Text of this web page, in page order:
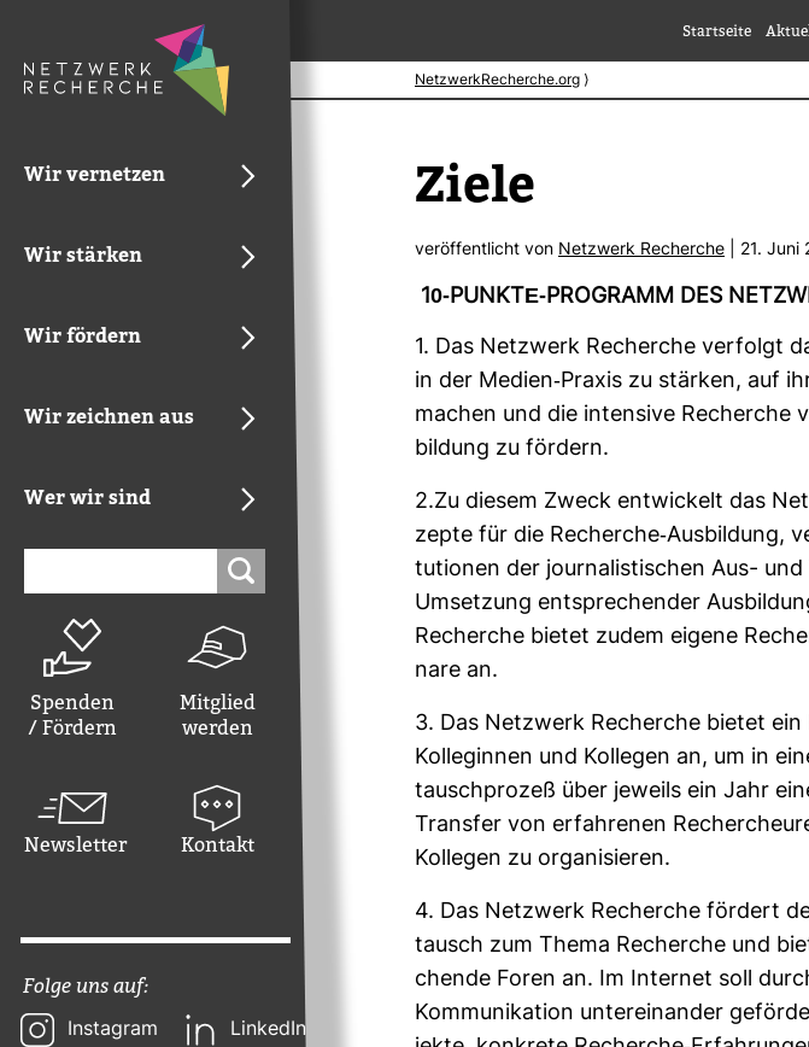
Wir vernetzen
Wir stärken
Wir fördern
Wir zeichnen aus
Wer wir sind
Spenden
/ Fördern
Mitglied
werden
Newsletter Kontakt
Folge uns auf:
Instagram LinkedIn
Startseite
NetzwerkRecherche.org ⟩
Ziele
ver­öf­fent­licht von Netz­werk Recherche | 21. Juni
10-​PUNKTE-​PRO­GRAMM DES
1. Das Netz­werk Recherche ver­folgt
in der Medien-​Praxis zu stärken, auf
machen und die inten­sive Recherche
bil­dung zu för­dern.
2.Zu diesem Zweck ent­wi­ckelt das
zepte für die Recherche-​Aus­bil­dung,
tu­tionen der jour­na­lis­ti­schen Aus-
Umset­zung ent­spre­chender
Recherche bietet zudem eigene
nare an.
3. Das Netz­werk Recherche bietet
Kol­le­ginnen und Kol­legen an, um in
tausch­prozeß über jeweils ein Jahr
Transfer von erfah­renen
Kol­legen zu orga­ni­sieren.
4. Das Netz­werk Recherche för­dert
tausch zum Thema Recherche und
chende Foren an. Im Internet soll
Kom­mu­ni­ka­tion unter­ein­ander